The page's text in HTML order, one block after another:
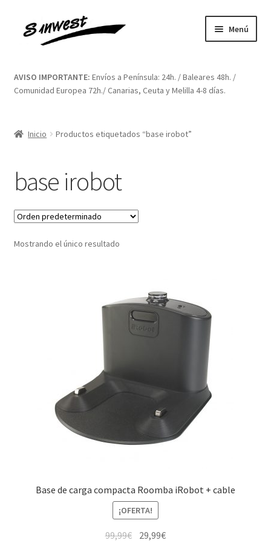
Menú
Aviso legal
Contacto
Finalizar compra
AVISO IMPORTANTE: Envíos a Península: 24h. / Baleares 48h. /
Comunidad Europea 72h./ Canarias, Ceuta y Melilla 4-8 días.
Inicio Productos etiquetados “base irobot”
base irobot
Mostrando el único resultado
Base de carga compacta Roomba iRobot + cable
¡OFERTA!
99,99€ El29,99€El